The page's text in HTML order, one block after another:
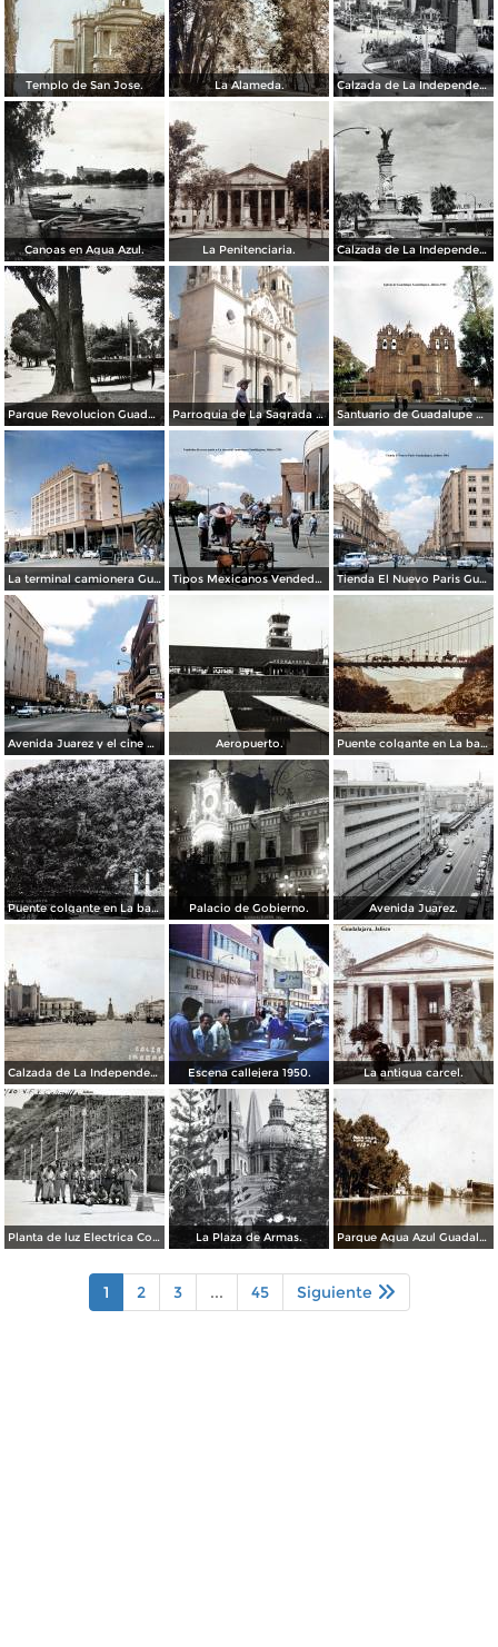
Templo de San Jose. La Alameda. Calzada de La Independencia y Mto. a Juarez Guadalajara, Jalisco. ( Circulada el 5 de Septiembre de 1929 ).
Canoas en Agua Azul. La Penitenciaria. Calzada de La Independencia Guadalajara, Jalisco.
Parque Revolucion Guadalajara, Jalisco. Parroquia de La Sagrada familia Guadalajara, Jalisco 1961. Santuario de Guadalupe Guadalajara, Jalisco 1961.
La terminal camionera Guadalajara, Jalisco 1961 Tipos Mexicanos Vendedor de cocos junto a La terminal camionera Guadalajara, Jalisco 1961 Tienda El Nuevo Paris Guadalajara, Jalisco 1961
Avenida Juarez y el cine Variedades Guadalajara, Jalisco 1961 Aeropuerto. Puente colgante en La barranca de Oblatos.
Puente colgante en La barranca de Oblatos. Palacio de Gobierno. Avenida Juarez.
Calzada de La Independencia Guadalajara, Jalisco. ( Circulada el 10 de Febrero de 1931 ). Escena callejera 1950. La antigua carcel.
Planta de luz Electrica Colimilla. ( Fechada el 1 de Octubre de 1950 ). La Plaza de Armas. Parque Agua Azul Guadalajara, Jalisco.
1 2 3 ... 45 Siguiente